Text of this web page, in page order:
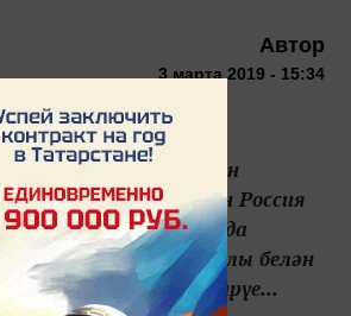
Автор
3 марта 2019 - 15:34
нигезендә төзелгән
- Петербург. Казан Россия
юнәлешләр арасында
алды. Рейтинг порталы белән
Халык тавыш бирүе...